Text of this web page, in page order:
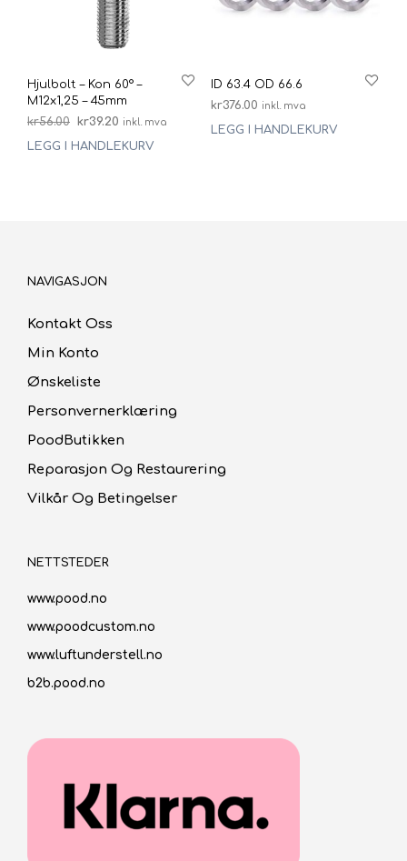
Hjulbolt – Kon 60° –
M12x1,25 – 45mm
kr56.00 Opprinnelig
pris
kr39.20 Nåværende
pris
inkl. mva
LEGG I HANDLEKURV
ID 63.4 OD 66.6
kr376.00 inkl. mva
LEGG I HANDLEKURV
NAVIGASJON
Kontakt Oss
Min Konto
Ønskeliste
Personvernerklæring
PoodButikken
Reparasjon Og Restaurering
Vilkår Og Betingelser
NETTSTEDER
www.pood.no
www.poodcustom.no
www.luftunderstell.no
b2b.pood.no